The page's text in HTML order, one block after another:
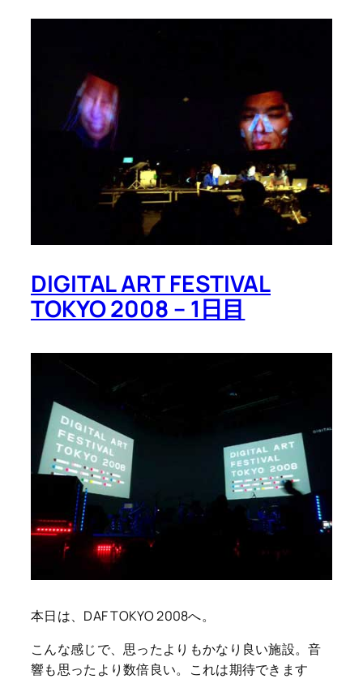
DIGITAL ART FESTIVAL
TOKYO 2008 – 1日目
本日は、DAF TOKYO 2008へ。
こんな感じで、思ったよりもかなり良い施設。音
響も思ったより数倍良い。これは期待できます